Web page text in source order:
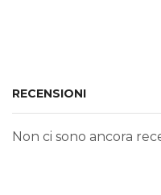
RECENSIONI
Non ci sono ancora